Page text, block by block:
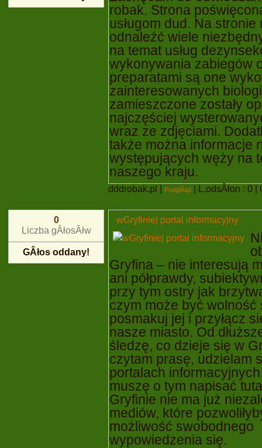
robak. Strona
usługom dud. Na stronie
odnaleźć wiele
na temat usług
wykonywania zabiegów
preparatami są one
zainteresowanych
zamieszczone zostały
najczęściej
wraz ze zdjęciami.
także można informacje
występujących węży na
naszego kraju.
dddrobak.pl PodglÂąd | L.odsÂłon : 0 |
0
Liczba gÂłosĂłw
GÂłos oddany!
wGryfinie| portal informacyjny
Gryfina – nie interesują
ani półprawdy,
przy tym ostry jak
czym może być wolność
posmakuj jej i przyłącz
nasze miasto. Od
śledzę, co dzieje się w
czytam prasę, udzielam
portalach
muszę o tym napisać
Gryfinie nie ma już
mediów, które
możliwość swobodnego
wypowiedzenia się.